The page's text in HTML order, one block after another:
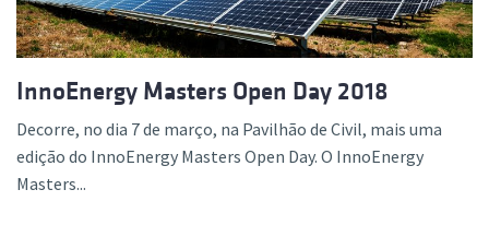
InnoEnergy Masters Open Day 2018
Decorre, no dia 7 de março, na Pavilhão de Civil, mais uma
edição do InnoEnergy Masters Open Day. O InnoEnergy
Masters...